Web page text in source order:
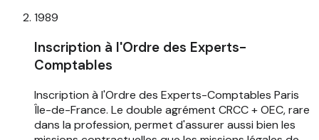
1989
Inscription à l'Ordre des Experts-
Comptables
Inscription à l'Ordre des Experts-Comptables Paris
Île-de-France. Le double agrément CRCC + OEC, rare
dans la profession, permet d'assurer aussi bien les